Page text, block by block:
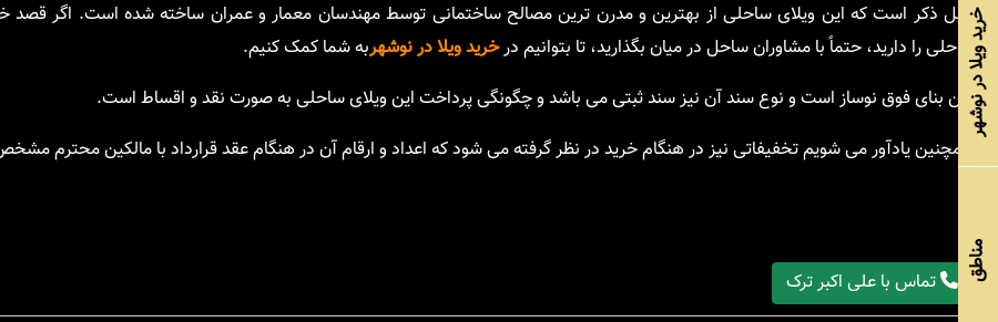
قابل ذکر است که این ویلای ساحلی از بهترین و مدرن ترین مصالح ساختمانی توسط مهندسان معمار و عمران ساخته شده است. اگر قصد
ساحلی را دارید، حتماً با مشاوران ساحل در میان بگذارید، تا بتوانیم درخرید ویلا در نوشهربه شما کمک کنیم.
سن بنای فوق نوساز است و نوع سند آن نیز سند ثبتی می باشد و چگونگی پرداخت این ویلای ساحلی به صورت نقد و اقساط است.
همچنین یادآور می شویم تخفیفاتی نیز در هنگام خرید در نظر گرفته می شود که اعداد و ارقام آن در هنگام عقد قرارداد با مالکین محترم
تماس با علی اکبر ترک
خرید ویلا در نوشهر
مناطق